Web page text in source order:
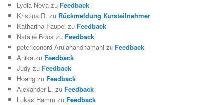
Lydia Nova zu Feedback
Kristina R. zu Rückmeldung Kursteilnehmer
Katharina Faupel zu Feedback
Natalie Boos zu Feedback
peterleonord Arulanandhamani zu Feedback
Anika zu Feedback
Judy zu Feedback
Hoang zu Feedback
Alexander L. zu Feedback
Lukas Hamm zu Feedback